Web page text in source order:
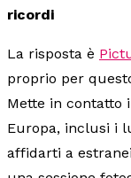
ricordi
La risposta è
proprio per
Mette in contatto
Europa, inclusi i
affidarti a